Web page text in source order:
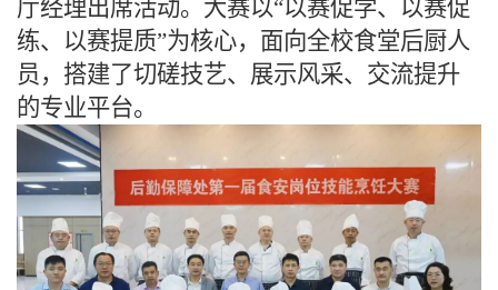
厅经理出席活动。大赛以“以赛促学、以赛促
练、以赛提质”为核心，面向全校食堂后厨人
员，搭建了切磋技艺、展示风采、交流提升
的专业平台。